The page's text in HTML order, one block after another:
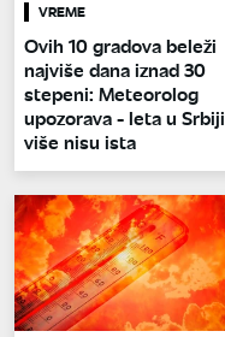
VREME
Ovih 10 gradova beleži
najviše dana iznad 30
stepeni: Meteorolog
upozorava - leta u Srbiji
više nisu ista